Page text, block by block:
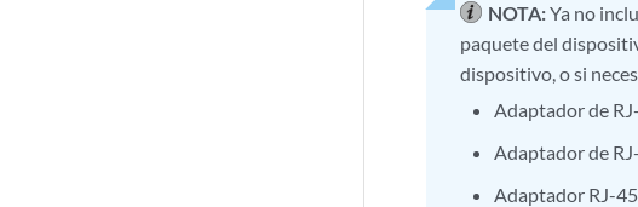
NOTA:Ya no
paquete del
dispositivo, o si
Adaptador de
Adaptador de
Adaptador RJ-